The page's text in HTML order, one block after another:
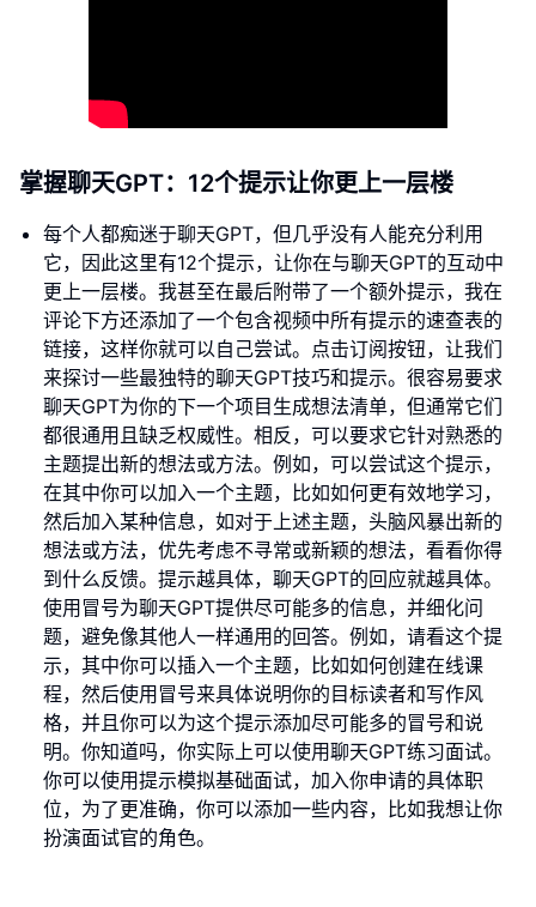
掌握聊天GPT：12个提示让你更上一层楼
每个人都痴迷于聊天GPT，但几乎没有人能充分利用
它，因此这里有12个提示，让你在与聊天GPT的互动中
更上一层楼。我甚至在最后附带了一个额外提示，我在
评论下方还添加了一个包含视频中所有提示的速查表的
链接，这样你就可以自己尝试。点击订阅按钮，让我们
来探讨一些最独特的聊天GPT技巧和提示。很容易要求
聊天GPT为你的下一个项目生成想法清单，但通常它们
都很通用且缺乏权威性。相反，可以要求它针对熟悉的
主题提出新的想法或方法。例如，可以尝试这个提示，
在其中你可以加入一个主题，比如如何更有效地学习，
然后加入某种信息，如对于上述主题，头脑风暴出新的
想法或方法，优先考虑不寻常或新颖的想法，看看你得
到什么反馈。提示越具体，聊天GPT的回应就越具体。
使用冒号为聊天GPT提供尽可能多的信息，并细化问
题，避免像其他人一样通用的回答。例如，请看这个提
示，其中你可以插入一个主题，比如如何创建在线课
程，然后使用冒号来具体说明你的目标读者和写作风
格，并且你可以为这个提示添加尽可能多的冒号和说
明。你知道吗，你实际上可以使用聊天GPT练习面试。
你可以使用提示模拟基础面试，加入你申请的具体职
位，为了更准确，你可以添加一些内容，比如我想让你
扮演面试官的角色。